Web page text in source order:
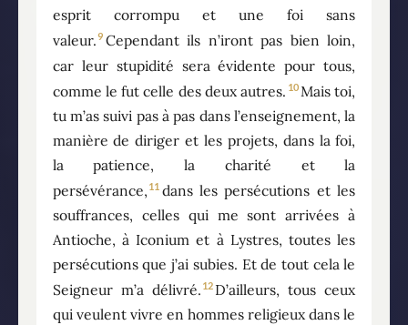
esprit corrompu et une foi sans
valeur.9 Cependant ils n’iront pas bien loin,
car leur stupidité sera évidente pour tous,
comme le fut celle des deux autres. 10 Mais toi,
tu m’as suivi pas à pas dans l’enseignement, la
manière de diriger et les projets, dans la foi,
la patience, la charité et la
persévérance, 11 dans les persécutions et les
souffrances, celles qui me sont arrivées à
Antioche, à Iconium et à Lystres, toutes les
persécutions que j’ai subies. Et de tout cela le
Seigneur m’a délivré. 12 D’ailleurs, tous ceux
qui veulent vivre en hommes religieux dans le